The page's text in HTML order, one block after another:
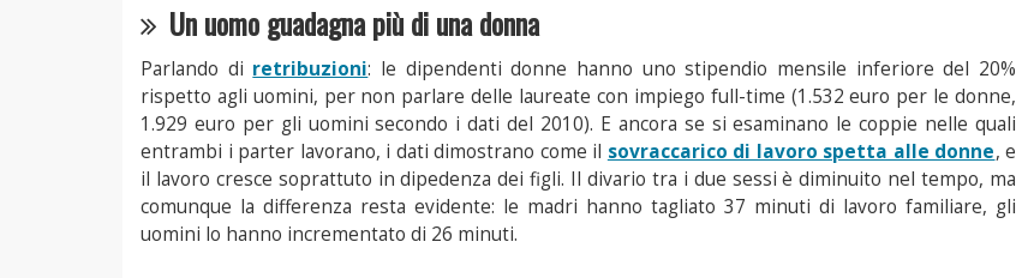
Un uomo guadagna più di una donna
Parlando di retribuzioni: le dipendenti donne hanno uno stipendio mensile inferiore del 20%
rispetto agli uomini, per non parlare delle laureate con impiego full-time (1.532 euro per le donne,
1.929 euro per gli uomini secondo i dati del 2010). E ancora se si esaminano le coppie nelle quali
entrambi i parter lavorano, i dati dimostrano come il sovraccarico di lavoro spetta alle donne, e
il lavoro cresce soprattuto in dipedenza dei figli. Il divario tra i due sessi è diminuito nel tempo, ma
comunque la differenza resta evidente: le madri hanno tagliato 37 minuti di lavoro familiare, gli
uomini lo hanno incrementato di 26 minuti.